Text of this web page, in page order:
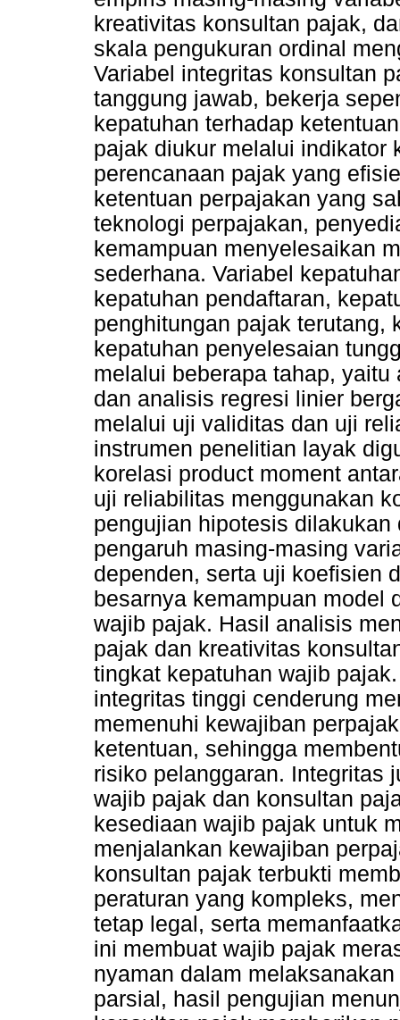
kreativitas konsultan pajak,
skala pengukuran ordinal
Variabel integritas konsultan
tanggung jawab, bekerja
kepatuhan terhadap
pajak diukur melalui indikator
perencanaan pajak yang
ketentuan perpajakan yang
teknologi perpajakan,
kemampuan menyelesaikan
sederhana. Variabel
kepatuhan pendaftaran,
penghitungan pajak terutang,
kepatuhan penyelesaian
melalui beberapa tahap,
dan analisis regresi linier
melalui uji validitas dan uji
instrumen penelitian layak
korelasi product moment
uji reliabilitas menggunakan
pengujian hipotesis
pengaruh masing-masing
dependen, serta uji koefisien
besarnya kemampuan model
wajib pajak. Hasil analisis
pajak dan kreativitas
tingkat kepatuhan wajib
integritas tinggi cenderung
memenuhi kewajiban
ketentuan, sehingga
risiko pelanggaran. Integritas
wajib pajak dan konsultan
kesediaan wajib pajak untuk
menjalankan kewajiban
konsultan pajak terbukti
peraturan yang kompleks,
tetap legal, serta
ini membuat wajib pajak
nyaman dalam
parsial, hasil pengujian